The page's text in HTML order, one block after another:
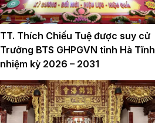
TT. Thích Chiếu Tuệ được suy cử
Trưởng BTS GHPGVN tỉnh Hà Tĩnh
nhiệm kỳ 2026 – 2031